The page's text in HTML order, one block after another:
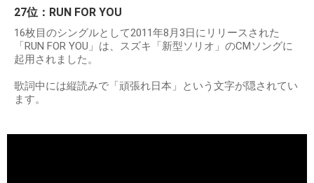
27位：RUN FOR YOU
16枚目のシングルとして2011年8月3日にリリースされた
「RUN FOR YOU」は、スズキ「新型ソリオ」のCMソングに
起用されました。
歌詞中には縦読みで「頑張れ日本」という文字が隠されてい
ます。